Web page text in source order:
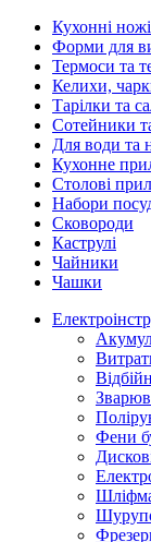
Кухонні
Форми для
Термоси та
Келихи,
Тарілки та
Сотейники
Для води та
Кухонне
Столові
Набори
Сковороди
Каструлі
Чайники
Чашки
Фени